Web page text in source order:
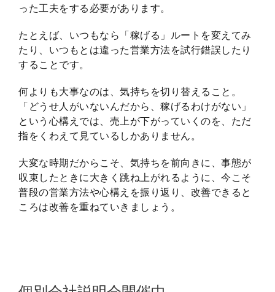
った工夫をする必要があります。
たとえば、いつもなら「稼げる」ルートを変えてみ
たり、いつもとは違った営業方法を試行錯誤したり
することです。
何よりも大事なのは、気持ちを切り替えること。
「どうせ人がいないんだから、稼げるわけがない」
という心構えでは、売上が下がっていくのを、ただ
指をくわえて見ているしかありません。
大変な時期だからこそ、気持ちを前向きに、事態が
収束したときに大きく跳ね上がれるように、今こそ
普段の営業方法や心構えを振り返り、改善できると
ころは改善を重ねていきましょう。